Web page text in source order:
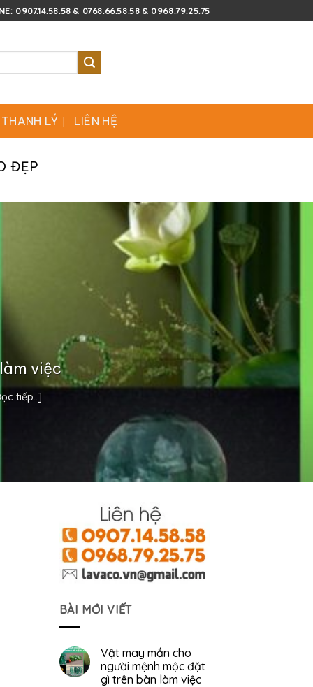
0907.14.58.58 & 0768.66.58.58 & 0968.79.25.75
LÝ LIÊN HỆ
ĐẸP
việc
tiếp..]
BÀI MỚI VIẾT
Vật may mắn cho
người mệnh mộc đặt
gì trên bàn làm việc